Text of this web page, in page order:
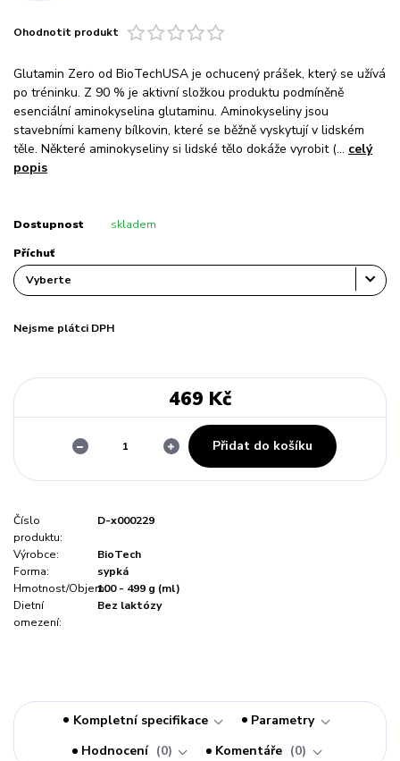
Ohodnotit produkt
Glutamin Zero od BioTechUSA je ochucený prášek, který se užívá
po tréninku. Z 90 % je aktivní složkou produktu podmíněně
esenciální aminokyselina glutaminu. Aminokyseliny jsou
stavebními kameny bílkovin, které se běžně vyskytují v lidském
těle. Některé aminokyseliny si lidské tělo dokáže vyrobit (... celý
popis
Dostupnost skladem
Příchuť
Nejsme plátci DPH
469 Kč
Přidat do košíku
Číslo
produktu:
D-x000229
Výrobce:
BioTech
Forma:
sypká
Hmotnost/Objem:100 - 499 g (ml)
Dietní
omezení:
Bez laktózy
Kompletní specifikace
Parametry
Hodnocení
0 Komentáře 0